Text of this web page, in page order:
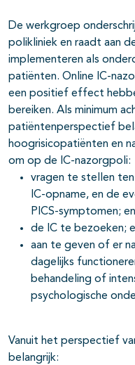
De werkgroep
polikliniek en raadt aan
implementeren als
patiënten. Online IC-
een positief effect
bereiken. Als minimum
patiëntenperspectief
hoogrisicopatiënten en
om op de IC-nazorgpoli:
vragen te stellen
IC-opname, en de
PICS-symptomen; en
de IC te bezoeken;
aan te geven of er
dagelijks
behandeling of
psychologische
Vanuit het perspectief
belangrijk: